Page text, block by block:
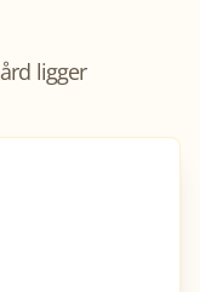
ligger